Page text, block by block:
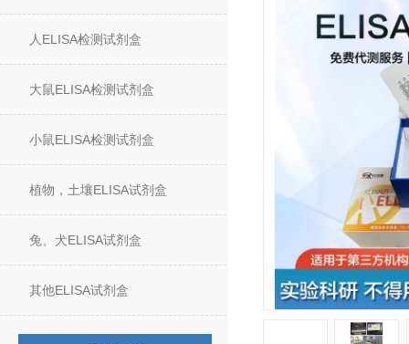
人ELISA检测试剂盒
大鼠ELISA检测试剂盒
小鼠ELISA检测试剂盒
植物，土壤ELISA试剂盒
兔、犬ELISA试剂盒
其他ELISA试剂盒